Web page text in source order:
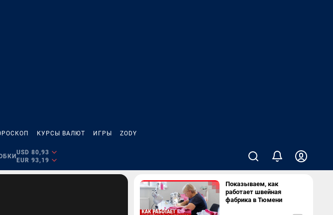
КУРСЫ ВАЛЮТ ИГРЫ ZODY
USD 80,93
EUR 93,19
Показываем, как
работает швейная
фабрика в Тюмени